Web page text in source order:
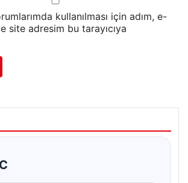
kullanılması için adım, e-
site adresim bu tarayıcıya